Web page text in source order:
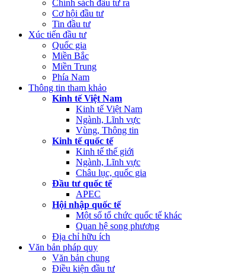
Chính sách đầu tư ra
Cơ hội đầu tư
Tin đầu tư
Xúc tiến đầu tư
Quốc gia
Miền Bắc
Miền Trung
Phía Nam
Thông tin tham khảo
Kinh tế Việt Nam
Kinh tế Việt Nam
Ngành, Lĩnh vực
Vùng, Thông tin
Kinh tế quốc tế
Kinh tế thế giới
Ngành, Lĩnh vực
Châu lục, quốc gia
Đầu tư quốc tế
APEC
Hội nhập quốc tế
Một số tổ chức quốc tế khác
Quan hệ song phương
Địa chỉ hữu ích
Văn bản pháp quy
Văn bản chung
Điều kiện đầu tư